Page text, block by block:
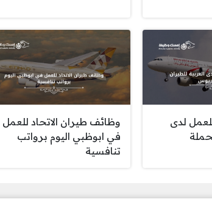
لدى
وظائف طيران الاتحاد للعمل
في ابوظبي اليوم برواتب
تنافسية